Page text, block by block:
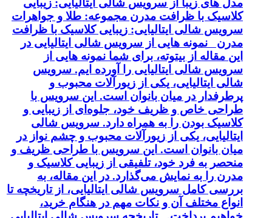
مدل های زیبا از سرویس شالی ایتالیایی: زیبایی
کلاسیک با ظرافت مدرن مجموعه: طلا و جواهرات
سرویس شالی ایتالیایی: زیبایی کلاسیک با ظرافت
مدرن نمونه هایی از سرویس شالی ایتالیایی در
این مقاله از بیتوته، برای شما نمونه هایی از
سرویس شالی ایتالیایی را آورده ایم. سرویس
شالی ایتالیایی، یکی از زیورآلات محبوب و
پرطرفدار در میان بانوان است. این سرویس با
طراحی خاص و ظریف خود، جلوه‌ای از زیبایی و
کلاسیک بودن را به همراه دارد. سرویس شالی
ایتالیایی، یکی از زیورآلات محبوب و چشم نواز در
میان بانوان است. این سرویس با طراحی ظریف و
منحصر به فرد خود، تلفیقی از زیبایی کلاسیک و
مدرن را به نمایش می‌گذارد. در این مقاله، به
بررسی کامل سرویس شالی ایتالیایی، از تاریخچه تا
انواع مختلف آن و نکات مهم در هنگام خرید،